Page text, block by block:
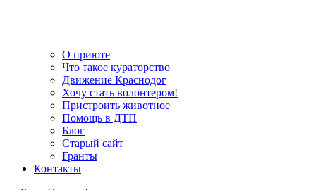
О приюте
Что такое кураторство
Движение Краснодог
Хочу стать волонтером!
Пристроить животное
Помощь в ДТП
Блог
Старый сайт
Гранты
Контакты